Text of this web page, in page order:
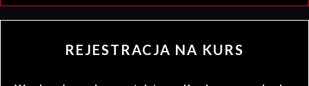
REJESTRACJA NA KURS